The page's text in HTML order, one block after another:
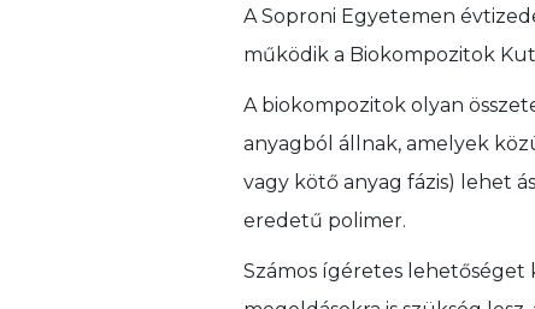
A Soproni Egyetemen
működik a Biokompozitok
A biokompozitok olyan
anyagból állnak, amelyek
vagy kötő anyag fázis) lehet
eredetű polimer.
Számos ígéretes lehetőséget